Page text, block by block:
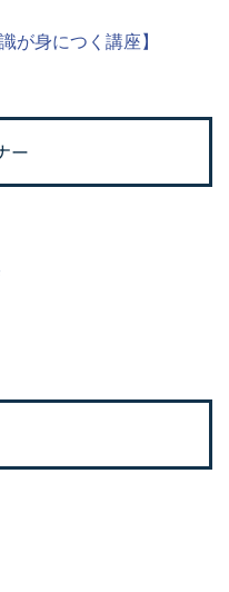
が身につく講座】
ー